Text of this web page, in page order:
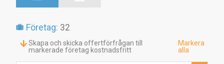
Företag: 32
Skapa och skicka offertförfrågan till
markerade företag kostnadsfritt
Markera
alla